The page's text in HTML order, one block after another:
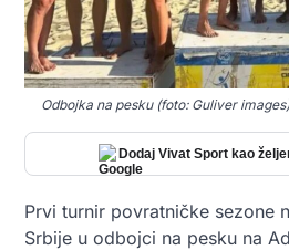
Odbojka na pesku (foto: Guliver images)
Dodaj Vivat Sport kao
Prvi turnir povratničke sezone
Srbije u odbojci na pesku na